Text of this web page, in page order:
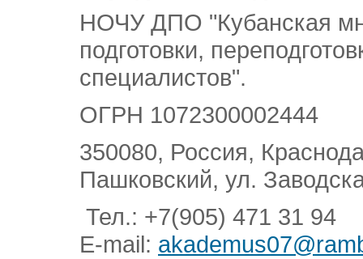
НОЧУ ДПО "Кубанская
подготовки,
специалистов".
ОГРН 1072300002444
350080, Россия,
Пашковский, ул.
Тел.: +7(905) 471 31 94
E-mail: